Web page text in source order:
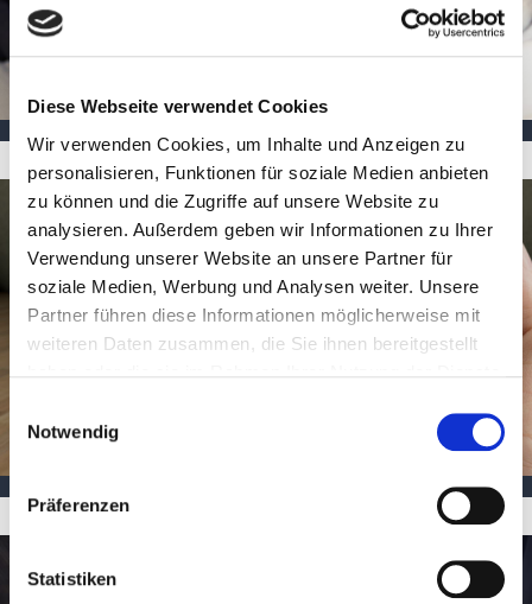
Diese Webseite verwendet Cookies
Wir verwenden Cookies, um Inhalte und Anzeigen zu
personalisieren, Funktionen für soziale Medien anbieten
zu können und die Zugriffe auf unsere Website zu
analysieren. Außerdem geben wir Informationen zu Ihrer
Verwendung unserer Website an unsere Partner für
soziale Medien, Werbung und Analysen weiter. Unsere
Partner führen diese Informationen möglicherweise mit
weiteren Daten zusammen, die Sie ihnen bereitgestellt
unabhängig von den Einstellungen des Cookie-Banners.
Um Sie zu nutzen, müssen Sie einwilligen, indem Sie
Verbindung zu den Google Maps Servern hergestellt und
Notwendig
Präferenzen
Statistiken